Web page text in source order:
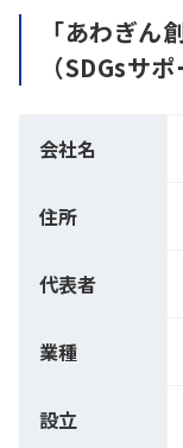
「あわぎん
（SDGsサ
会社名
住所
代表者
業種
設立